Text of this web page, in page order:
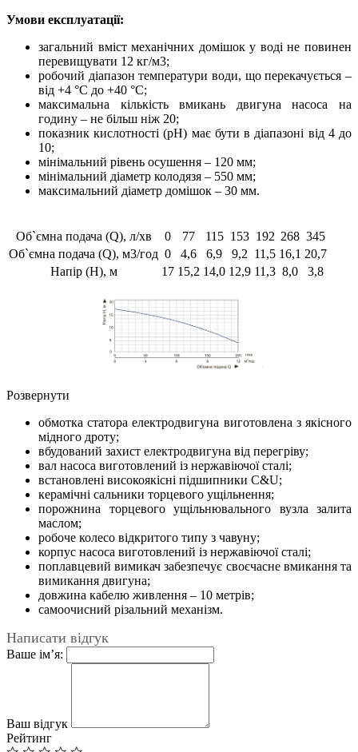
Умови експлуатації:
загальний вміст механічних домішок у воді не повинен
перевищувати 12 кг/м3;
робочий діапазон температури води, що перекачується –
від +4 °С до +40 °С;
максимальна кількість вмикань двигуна насоса на
годину – не більш ніж 20;
показник кислотності (рН) має бути в діапазоні від 4 до
10;
мінімальний рівень осушення – 120 мм;
мінімальний діаметр колодязя – 550 мм;
максимальний діаметр домішок – 30 мм.
Об`ємна подача (Q), л/хв 0 77 115 153 192 268 345
Об`ємна подача (Q), м3/год 0 4,6 6,9 9,2 11,5 16,1 20,7
Напір (Н), м
17 15,2 14,0 12,9 11,3 8,0 3,8
Розвернути
обмотка статора електродвигуна виготовлена з якісного
мідного дроту;
вбудований захист електродвигуна від перегріву;
вал насоса виготовлений із нержавіючої сталі;
встановлені високоякісні підшипники С&U;
керамічні сальники торцевого ущільнення;
порожнина торцевого ущільнювального вузла залита
маслом;
робоче колесо відкритого типу з чавуну;
корпус насоса виготовлений із нержавіючої сталі;
поплавцевий вимикач забезпечує своєчасне вмикання та
вимикання двигуна;
довжина кабелю живлення – 10 метрів;
самоочисний різальний механізм.
Написати відгук
Ваше ім’я:
Ваш відгук
Рейтинг